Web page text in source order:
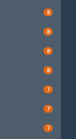
8
8
8
8
7
7
7